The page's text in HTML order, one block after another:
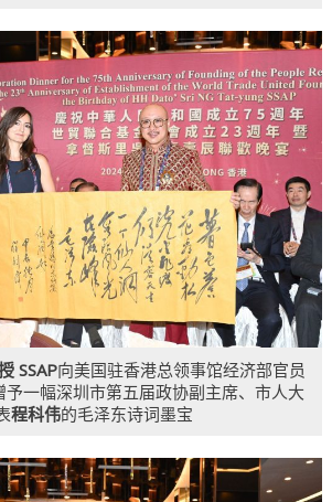
SSAP向美国驻香港总领事馆经济部官员
予一幅深圳市第五届政协副主席、市人大
程科伟的毛泽东诗词墨宝